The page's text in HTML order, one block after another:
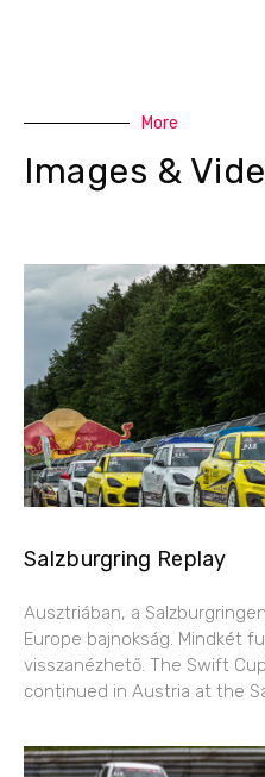
More
Images &
Salzburgring Replay
Ausztriában, a
Europe bajnokság. Mindkét
visszanézhető. The Swift
continued in Austria at the